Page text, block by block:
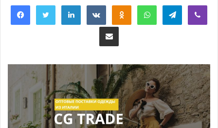
FacebookTwitterLinkedInВконтактеОдноклассники
WhatsAppTelegram
Поделиться через электронную почту